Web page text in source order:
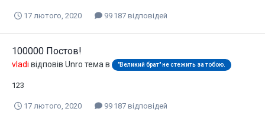
17 лютого, 2020 99 187 відповідей
100000 Постов!
vladi відповів Unro тема в "Великий брат" не стежить за тобою.
123
17 лютого, 2020 99 187 відповідей